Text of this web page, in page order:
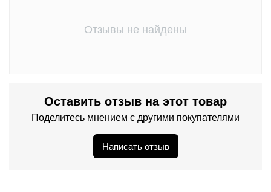
Отзывы не найдены
Оставить отзыв на этот товар
Поделитесь мнением с другими покупателями
Написать отзыв